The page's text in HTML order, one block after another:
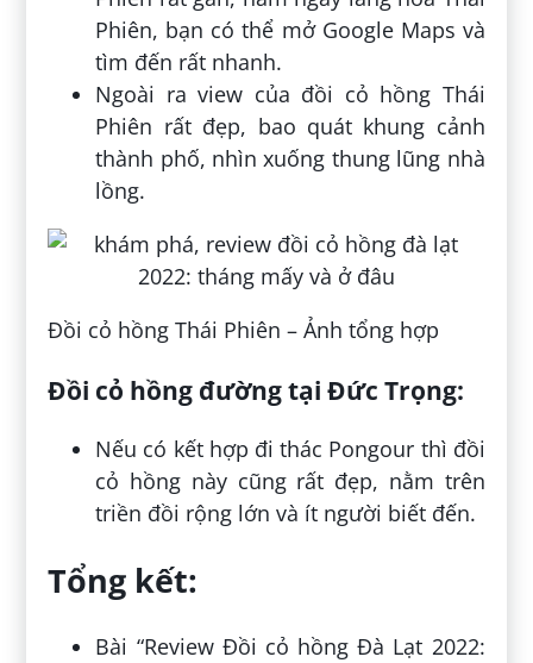
Phiên, bạn có thể mở Google Maps và
tìm đến rất nhanh.
Ngoài ra view của đồi cỏ hồng Thái
Phiên rất đẹp, bao quát khung cảnh
thành phố, nhìn xuống thung lũng nhà
lồng.
Đồi cỏ hồng Thái Phiên – Ảnh tổng hợp
Đồi cỏ hồng đường tại Đức Trọng:
Nếu có kết hợp đi thác Pongour thì đồi
cỏ hồng này cũng rất đẹp, nằm trên
triền đồi rộng lớn và ít người biết đến.
Tổng kết:
Bài “Review Đồi cỏ hồng Đà Lạt 2022: